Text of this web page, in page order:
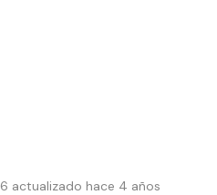
actualizado hace 4 años